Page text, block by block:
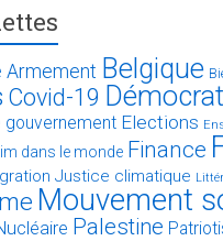
Armement Belgique
Covid-19
gouvernement Elections
dans le monde Finance
Justice climatique
Mouvement
Palestine